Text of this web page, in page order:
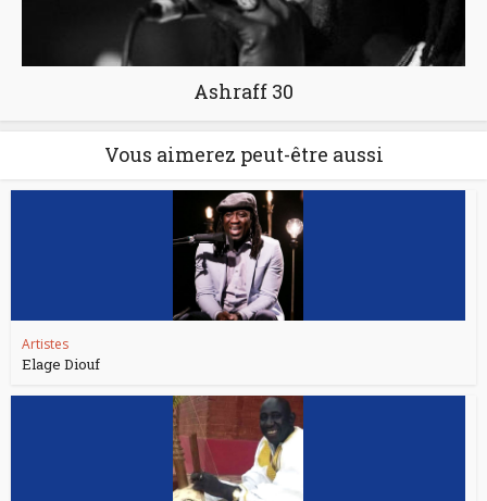
Ashraff 30
Vous aimerez peut-être aussi
Artistes
Elage Diouf